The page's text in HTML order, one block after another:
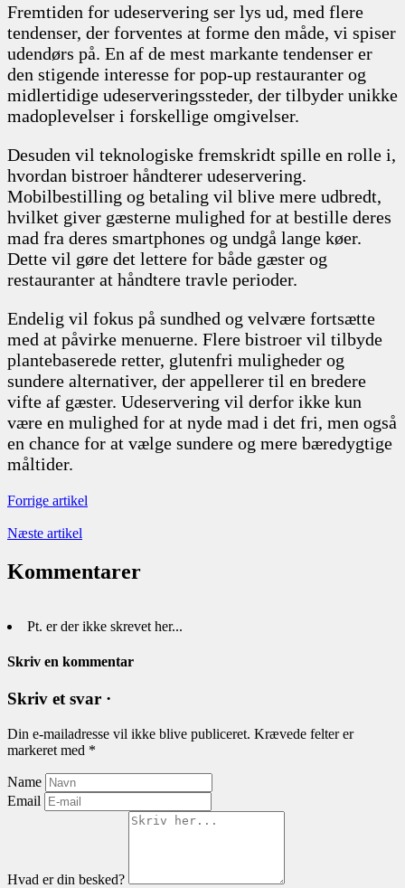
Fremtiden for udeservering ser lys ud, med flere
tendenser, der forventes at forme den måde, vi spiser
udendørs på. En af de mest markante tendenser er
den stigende interesse for pop-up restauranter og
midlertidige udeserveringssteder, der tilbyder unikke
madoplevelser i forskellige omgivelser.
Desuden vil teknologiske fremskridt spille en rolle i,
hvordan bistroer håndterer udeservering.
Mobilbestilling og betaling vil blive mere udbredt,
hvilket giver gæsterne mulighed for at bestille deres
mad fra deres smartphones og undgå lange køer.
Dette vil gøre det lettere for både gæster og
restauranter at håndtere travle perioder.
Endelig vil fokus på sundhed og velvære fortsætte
med at påvirke menuerne. Flere bistroer vil tilbyde
plantebaserede retter, glutenfri muligheder og
sundere alternativer, der appellerer til en bredere
vifte af gæster. Udeservering vil derfor ikke kun
være en mulighed for at nyde mad i det fri, men også
en chance for at vælge sundere og mere bæredygtige
måltider.
Forrige artikel
Næste artikel
Kommentarer
Pt. er der ikke skrevet her...
Skriv en kommentar
Skriv et svar ·
Din e-mailadresse vil ikke blive publiceret. Krævede felter er
markeret med *
Name
Email
Hvad er din besked?